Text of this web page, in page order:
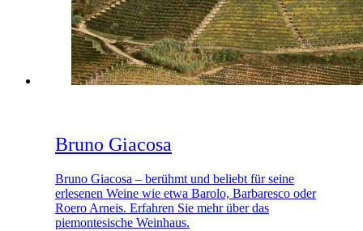
Bruno Giacosa
Bruno Giacosa – berühmt und beliebt für seine
erlesenen Weine wie etwa Barolo, Barbaresco oder
Roero Arneis. Erfahren Sie mehr über das
piemontesische Weinhaus.